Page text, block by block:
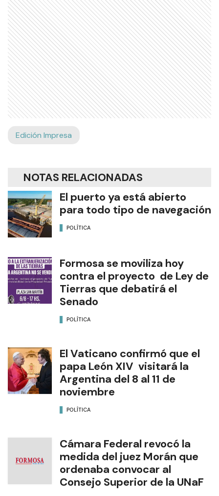
Edición Impresa
NOTAS RELACIONADAS
El puerto ya está abierto
para todo tipo de navegación
POLÍTICA
Formosa se moviliza hoy
contra el proyecto de Ley de
Tierras que debatirá el
Senado
POLÍTICA
El Vaticano confirmó que el
papa León XIV visitará la
Argentina del 8 al 11 de
noviembre
POLÍTICA
Cámara Federal revocó la
medida del juez Morán que
ordenaba convocar al
Consejo Superior de la UNaF